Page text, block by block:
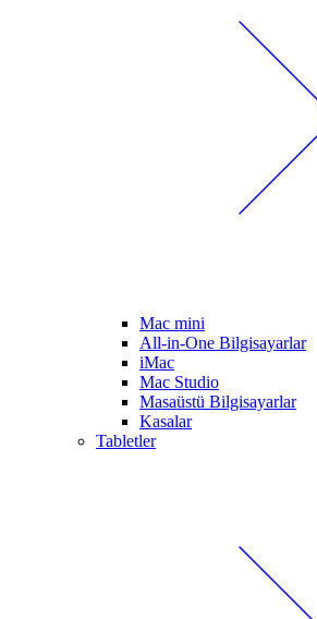
Mac mini
All-in-One Bilgisayarlar
iMac
Mac Studio
Masaüstü Bilgisayarlar
Kasalar
Tabletler